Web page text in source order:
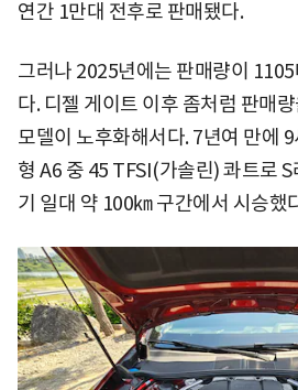
연간 1만대 전후로 판매됐다.
그러나 2025년에는 판매량이
다. 디젤 게이트 이후 좀처럼 판매
모델이 노후화해서다. 7년여 만에
형 A6 중 45 TFSI(가솔린) 콰트로
기 일대 약 100㎞ 구간에서 시승했